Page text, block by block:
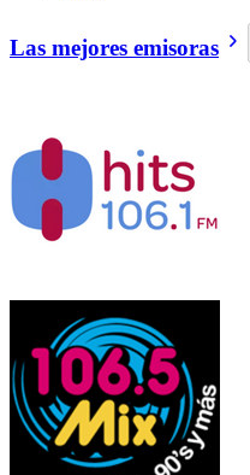
Las mejores emisoras